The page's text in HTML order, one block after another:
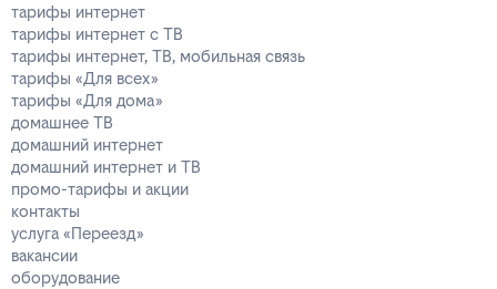
тарифы интернет
тарифы интернет с ТВ
тарифы интернет, ТВ, мобильная связь
тарифы «Для всех»
тарифы «Для дома»
домашнее ТВ
домашний интернет
домашний интернет и ТВ
промо-тарифы и акции
контакты
услуга «Переезд»
вакансии
оборудование